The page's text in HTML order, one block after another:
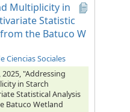
Multiplicity in
Statistic
the Batuco W
Ciencias Sociales
"Addressing
in Starch
Statistical Analysis
Batuco Wetland